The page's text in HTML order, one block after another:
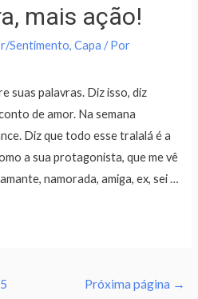
mais ação!
Sentimento,Capa / Por
suas palavras. Diz isso, diz
de amor. Na semana
Diz que todo esse tralalá é a
a sua protagonista, que me vê
namorada, amiga, ex, sei …
5 Próxima página →